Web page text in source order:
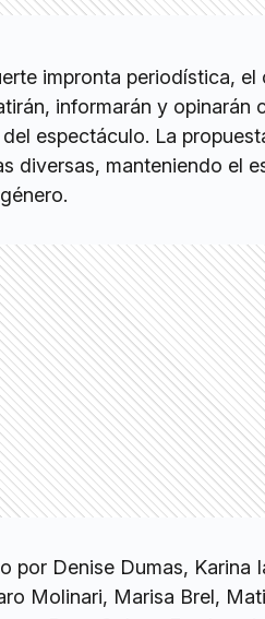
impronta periodística,
informarán y opinarán
espectáculo. La
diversas, manteniendo el
por Denise Dumas, Karina
Molinari, Marisa Brel,